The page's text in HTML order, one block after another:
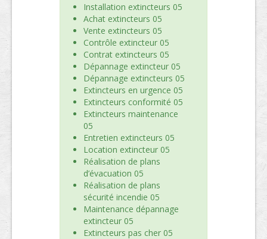
Installation extincteurs 05
Achat extincteurs 05
Vente extincteurs 05
Contrôle extincteur 05
Contrat extincteurs 05
Dépannage extincteur 05
Dépannage extincteurs 05
Extincteurs en urgence 05
Extincteurs conformité 05
Extincteurs maintenance
05
Entretien extincteurs 05
Location extincteur 05
Réalisation de plans
d’évacuation 05
Réalisation de plans
sécurité incendie 05
Maintenance dépannage
extincteur 05
Extincteurs pas cher 05